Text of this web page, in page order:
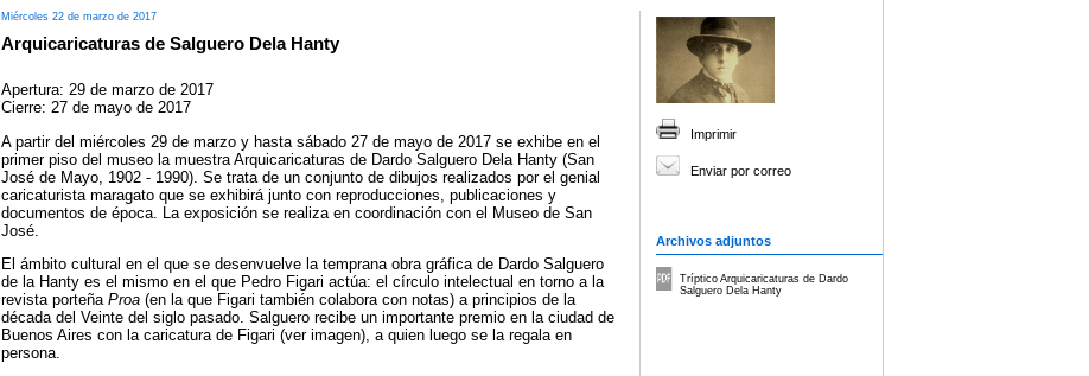
Miércoles 22 de marzo de 2017
Arquicaricaturas de Salguero Dela Hanty
Apertura: 29 de marzo de 2017
Cierre: 27 de mayo de 2017
A partir del miércoles 29 de marzo y hasta sábado 27 de mayo de 2017 se exhibe en el
primer piso del museo la muestra Arquicaricaturas de Dardo Salguero Dela Hanty (San
José de Mayo, 1902 - 1990). Se trata de un conjunto de dibujos realizados por el genial
caricaturista maragato que se exhibirá junto con reproducciones, publicaciones y
documentos de época. La exposición se realiza en coordinación con el Museo de San
José.
El ámbito cultural en el que se desenvuelve la temprana obra gráfica de Dardo Salguero
de la Hanty es el mismo en el que Pedro Figari actúa: el círculo intelectual en torno a la
revista porteña Proa(en la que Figari también colabora con notas) a principios de la
década del Veinte del siglo pasado. Salguero recibe un importante premio en la ciudad de
Buenos Aires con la caricatura de Figari (ver imagen), a quien luego se la regala en
persona.
Imprimir
Enviar por correo
Archivos adjuntos
Tríptico Arquicaricaturas de Dardo
Salguero Dela Hanty